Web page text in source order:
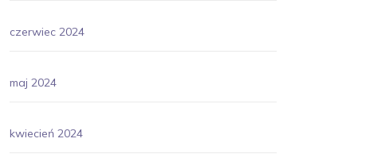
czerwiec 2024
maj 2024
kwiecień 2024